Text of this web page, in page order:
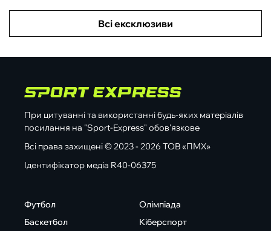
Всі ексклюзиви
При цитуванні та використанні будь-яких матеріалів
посилання на "Sport-Express" обов'язкове
Всі права захищені © 2023 - 2026 ТОВ «ПМХ»
Ідентифікатор медіа R40-06375
Футбол
Баскетбол
Олімпіада
Кіберспорт